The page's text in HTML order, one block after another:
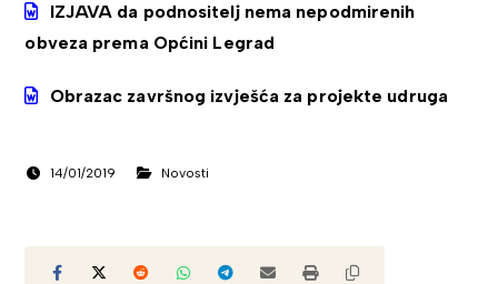
IZJAVA da podnositelj nema nepodmirenih
obveza prema Općini Legrad
Obrazac završnog izvješća za projekte udruga
14/01/2019 Novosti